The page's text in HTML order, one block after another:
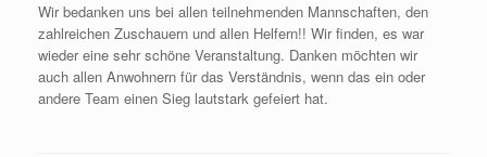
Wir bedanken uns bei allen teilnehmenden Mannschaften, den
zahlreichen Zuschauern und allen Helfern!! Wir finden, es war
wieder eine sehr schöne Veranstaltung. Danken möchten wir
auch allen Anwohnern für das Verständnis, wenn das ein oder
andere Team einen Sieg lautstark gefeiert hat.